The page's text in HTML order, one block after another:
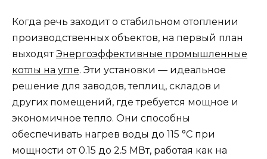
Когда речь заходит о стабильном отоплении
производственных объектов, на первый план
выходятЭнергоэффективные промышленные
котлы на угле. Эти установки — идеальное
решение для заводов, теплиц, складов и
других помещений, где требуется мощное и
экономичное тепло. Они способны
обеспечивать нагрев воды до 115 °C при
мощности от 0.15 до 2.5 МВт, работая как на